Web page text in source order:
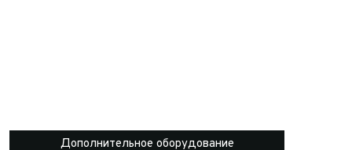
Дополнительное оборудование